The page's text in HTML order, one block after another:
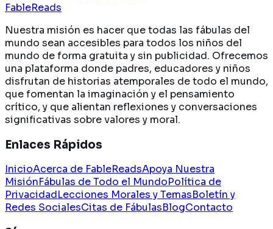
FableReads
Nuestra misión es hacer que todas las fábulas del
mundo sean accesibles para todos los niños del
mundo de forma gratuita y sin publicidad. Ofrecemos
una plataforma donde padres, educadores y niños
disfrutan de historias atemporales de todo el mundo,
que fomentan la imaginación y el pensamiento
crítico, y que alientan reflexiones y conversaciones
significativas sobre valores y moral.
Enlaces Rápidos
InicioAcerca de FableReadsApoya Nuestra
MisiónFábulas de Todo el MundoPolítica de
PrivacidadLecciones Morales y TemasBoletín y
Redes SocialesCitas de FábulasBlogContacto